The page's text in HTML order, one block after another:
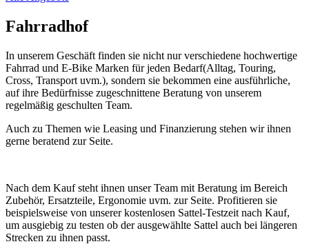
Fahrradhof
In unserem Geschäft finden sie nicht nur verschiedene hochwertige
Fahrrad und E-Bike Marken für jeden Bedarf(Alltag, Touring,
Cross, Transport uvm.), sondern sie bekommen eine ausführliche,
auf ihre Bedürfnisse zugeschnittene Beratung von unserem
regelmäßig geschulten Team.
Auch zu Themen wie Leasing und Finanzierung stehen wir ihnen
gerne beratend zur Seite.
Nach dem Kauf steht ihnen unser Team mit Beratung im Bereich
Zubehör, Ersatzteile, Ergonomie uvm. zur Seite. Profitieren sie
beispielsweise von unserer kostenlosen Sattel-Testzeit nach Kauf,
um ausgiebig zu testen ob der ausgewählte Sattel auch bei längeren
Strecken zu ihnen passt.